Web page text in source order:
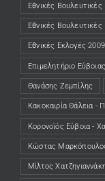
Εθνικές
Εθνικές
Εθνικές Εκλογές 2009
Επιμελητήριο Εύβοιας
Θανάσης Ζεμπίλης
Κακοκαιρία Θάλεια -
Κορονοϊός Εύβοια -
Κώστας
Μίλτος